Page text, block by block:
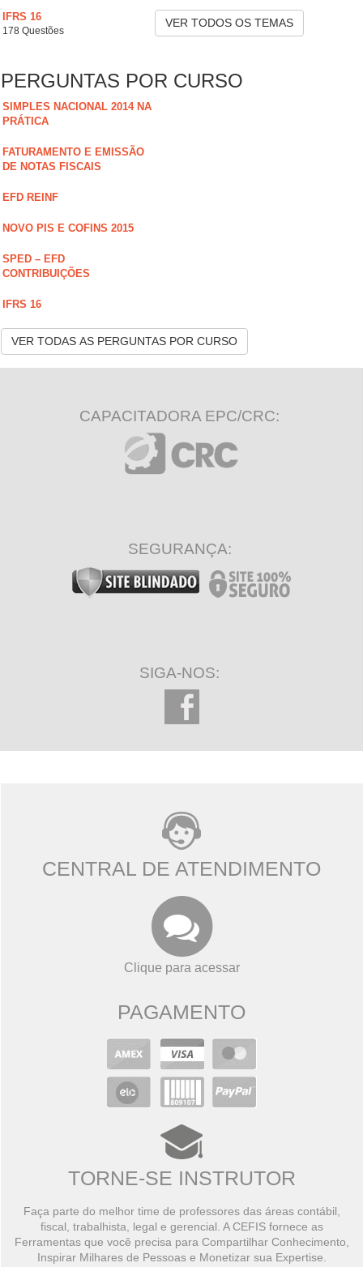
IFRS 16
178 Questões
VER TODOS OS TEMAS
PERGUNTAS POR CURSO
SIMPLES NACIONAL 2014 NA
PRÁTICA
FATURAMENTO E EMISSÃO
DE NOTAS FISCAIS
EFD REINF
NOVO PIS E COFINS 2015
SPED – EFD
CONTRIBUIÇÕES
IFRS 16
VER TODAS AS PERGUNTAS POR CURSO
CAPACITADORA EPC/CRC:
SEGURANÇA:
SIGA-NOS:
CENTRAL DE ATENDIMENTO
Clique para acessar
PAGAMENTO
TORNE-SE INSTRUTOR
Faça parte do melhor time de professores das áreas contábil,
fiscal, trabalhista, legal e gerencial. A CEFIS fornece as
Ferramentas que você precisa para Compartilhar Conhecimento,
Inspirar Milhares de Pessoas e Monetizar sua Expertise.